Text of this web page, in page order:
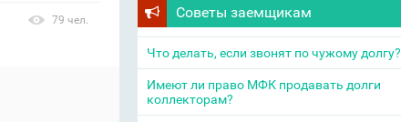
79 чел. Советы заемщикам
Что делать, если звонят по чужому долгу?
Имеют ли право МФК продавать долги
коллекторам?